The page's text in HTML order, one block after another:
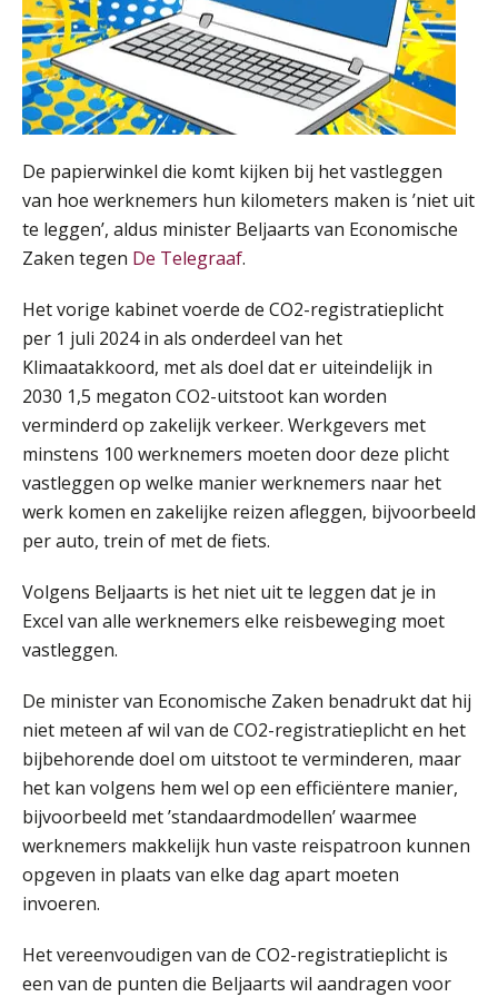
De papierwinkel die komt kijken bij het vastleggen
van hoe werknemers hun kilometers maken is ’niet uit
te leggen’, aldus minister Beljaarts van Economische
Zaken tegen De Telegraaf.
Het vorige kabinet voerde de CO2-registratieplicht
per 1 juli 2024 in als onderdeel van het
Klimaatakkoord, met als doel dat er uiteindelijk in
2030 1,5 megaton CO2-uitstoot kan worden
verminderd op zakelijk verkeer. Werkgevers met
minstens 100 werknemers moeten door deze plicht
vastleggen op welke manier werknemers naar het
werk komen en zakelijke reizen afleggen, bijvoorbeeld
per auto, trein of met de fiets.
Volgens Beljaarts is het niet uit te leggen dat je in
Excel van alle werknemers elke reisbeweging moet
vastleggen.
De minister van Economische Zaken benadrukt dat hij
niet meteen af wil van de CO2-registratieplicht en het
bijbehorende doel om uitstoot te verminderen, maar
het kan volgens hem wel op een efficiëntere manier,
bijvoorbeeld met ’standaardmodellen’ waarmee
werknemers makkelijk hun vaste reispatroon kunnen
opgeven in plaats van elke dag apart moeten
invoeren.
Het vereenvoudigen van de CO2-registratieplicht is
een van de punten die Beljaarts wil aandragen voor
AUG
MOCuitgevers
28
AUG
Opfriscursus VPS (NIRPA PE)
Markus Verbeek Praehep
31
AUG
Markus Verbeek Praehep
01
SEP
Cursus Van salarisadministrateur naar beloningsadviseur (basis)
MOCuitgevers
03
SEP
MOCuitgevers
07
SEP
Online cursus Bedingen in de arbeidsovereenkomst
MOCuitgevers
08
SEP
Online Excel training voor de salarisadministrateur (verdieping)
MOCuitgevers
08
SEP
Tweedaagse online Excel training voor de salarisadministrateur (verdieping, specialisatie en AI)
MOCuitgevers
09
SEP
MOCuitgevers
16
SEP
Online cursus Disfunctionerende werknemer: wat nu?
MOCuitgevers
17
SEP
Training Grenzen aangeven met zelfvertrouwen en respect
17
SEP
Online cursus Auto, fiets en OV in de salarisadministratie
MOCuitgevers